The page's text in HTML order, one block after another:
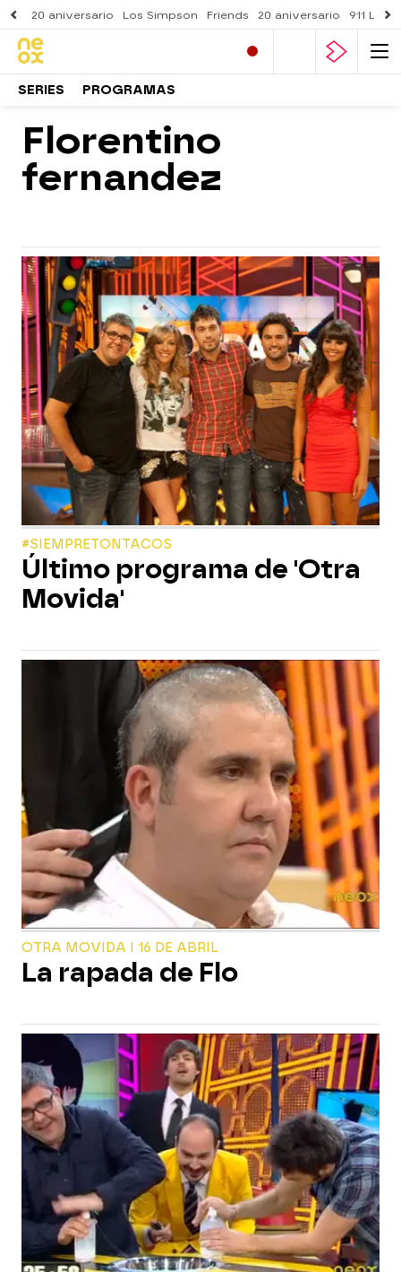
20 aniversario Los Simpson Friends 20 aniversario 911
SERIES PROGRAMAS
Florentino
fernandez
#SIEMPRETONTACOS
Último programa de 'Otra
Movida'
OTRA MOVIDA I 16 DE ABRIL
La rapada de Flo